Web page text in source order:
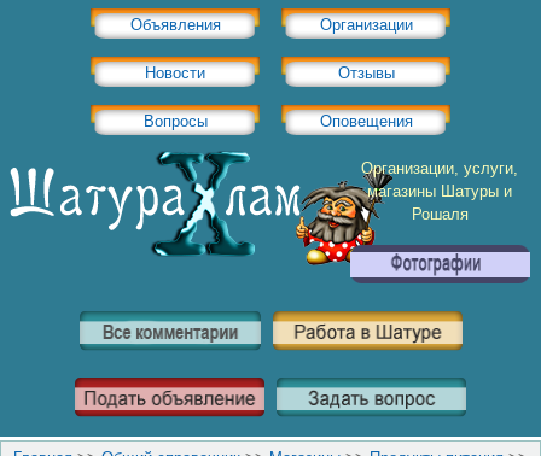
Объявления Организации
Новости Отзывы
Вопросы Оповещения
Организации, услуги,
магазины Шатуры и
Рошаля